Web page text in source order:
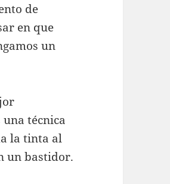
de
en que
un
técnica
la tinta al
un bastidor.